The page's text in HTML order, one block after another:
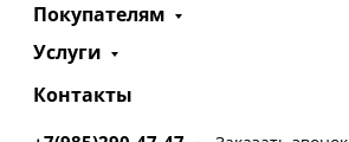
Покупателям
Услуги
Контакты